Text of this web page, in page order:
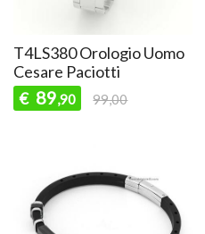
T4LS380 Orologio Uomo
Cesare Paciotti
€ 89,90 99,00